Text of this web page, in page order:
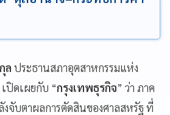
ล ประธานสภาอุตสาหกรรมแห่ง
เปิดเผยกับ “กรุงเทพธุรกิจ” ว่า ภาค
จับตาผลการตัดสินของศาลสหรัฐ ที่